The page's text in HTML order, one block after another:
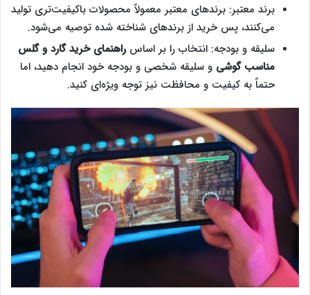
برند معتبر: برندهای معتبر معمولاً محصولات باکیفیت‌تری تولید
می‌کنند، پس خرید از برندهای شناخته شده توصیه‌‌‌ می‌شود.
سلیقه و بودجه: انتخاب را بر اساسراهنمای خرید گارد و گلس
مناسب گوشی و سلیقه شخصی و بودجه خود انجام دهید، اما
حتماً به کیفیت و محافظت نیز توجه ویژه‌‌‌‌‌ای کنید.